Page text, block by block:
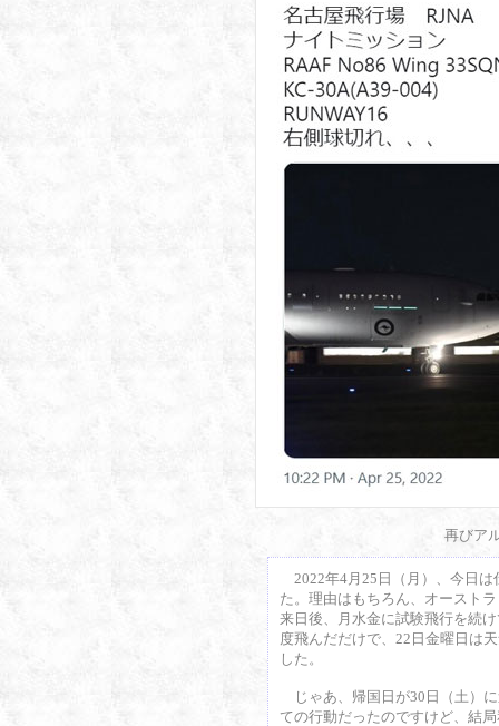
再びア
2022年4月25日（月）、今日は
た。理由はもちろん、オースト
来日後、月水金に試験飛行を続
度飛んだだけで、22日金曜日は
した。
じゃあ、帰国日が30日（土）
ての行動だったのですけど、結